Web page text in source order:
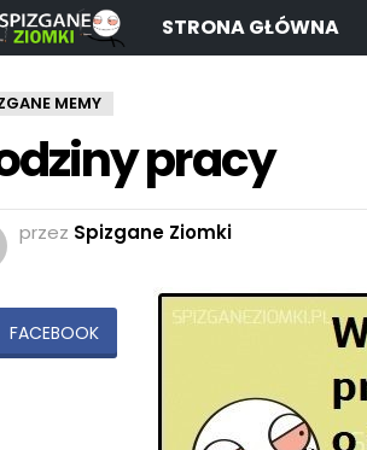
STRONA GŁÓWNA
MEMY
pracy
przez Spizgane Ziomki
FACEBOOK